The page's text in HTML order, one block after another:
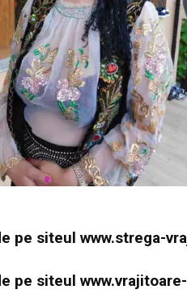
pe siteul www.strega-
pe siteul